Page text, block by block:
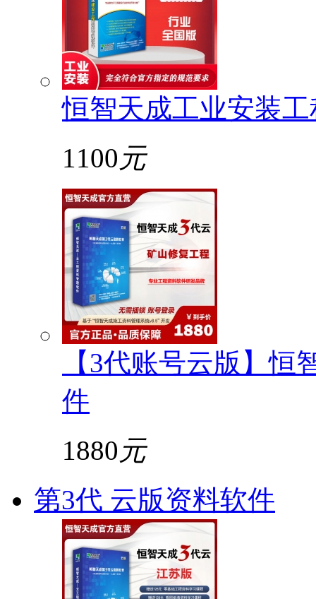
恒智天成工业安装
1100 元
【3代账号云版】
件
1880 元
第3代 云版资料软件